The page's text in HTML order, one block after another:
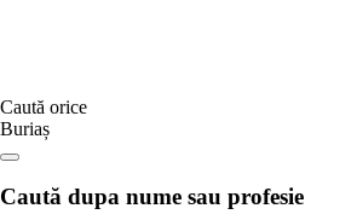
Caută orice
Buriaș
Caută dupa nume sau profesie